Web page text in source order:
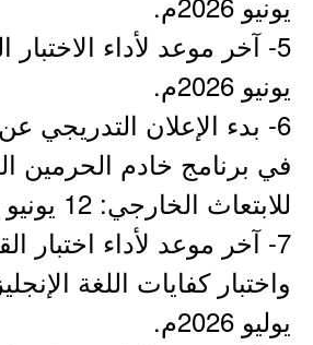
يونيو 2026م.
6- بدء الإعلان التدريجي
في برنامج خادم الحرمين
للابتعاث الخارجي: 12 يونيو 2026م.
7- آخر موعد لأداء اختبار
يوليو 2026م.